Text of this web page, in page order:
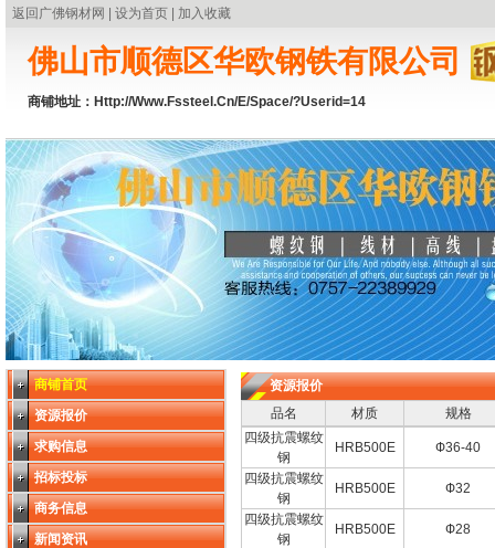
返回广佛钢材网 设为首页 加入收藏
佛山市顺德区华欧钢铁有限公司
商铺地址： Http://www.fssteel.cn/e/space/?userid=14
商铺首页
资源报价
求购信息
招标投标
商务信息
新闻资讯
资源报价
品名
材质
规格
四级抗震螺纹
钢
HRB500E
Ф36-40
四级抗震螺纹
钢
HRB500E
Ф32
四级抗震螺纹
钢
HRB500E
Ф28